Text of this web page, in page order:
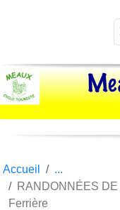
Accueil
RANDONNÉES
Ferrière